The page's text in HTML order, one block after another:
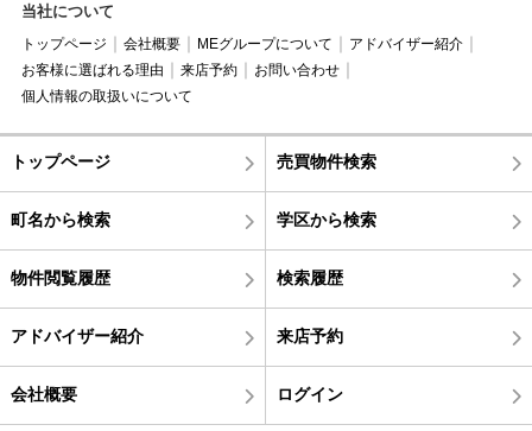
当社について
トップページ 会社概要 MEグループについて
アドバイザー紹介
お客様に選ばれる理由
来店予約
お問い合わせ
個人情報の取扱いについて
トップページ 売買物件検索
町名から検索 学区から検索
物件閲覧履歴 検索履歴
アドバイザー紹介 来店予約
会社概要 ログイン